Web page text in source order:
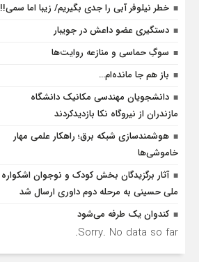
خطر نیلوفر آبی را جدی بگیریم/ زیبا اما سمی!!
دستگیری عضو داعش در جویبار
سوگِ حماسی و منازعه روایت‌ها
باز هم جا مانده‌ام…
دانشجویان مهندسی مکانیک دانشگاه
مازندران از نيروگاه نکا بازديدكردند
هوشمندسازی شبکه برق؛ راهکار علمی مهار
خاموشی‌ها
آثار برگزیدگان بخش کودک و نوجوان اشکواره
ملی حسینی به مرحله دوم داوری ارسال شد
کندوان یک طرفه می‌شود
Sorry. No data so far.